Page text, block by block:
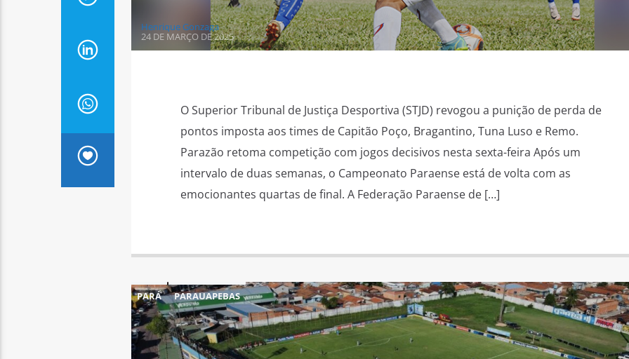
Henrique Gonzaga
24 DE MARÇO DE 2025
O Superior Tribunal de Justiça Desportiva (STJD) revogou a punição de perda de
pontos imposta aos times de Capitão Poço, Bragantino, Tuna Luso e Remo.
Parazão retoma competição com jogos decisivos nesta sexta-feira Após um
intervalo de duas semanas, o Campeonato Paraense está de volta com as
emocionantes quartas de final. A Federação Paraense de […]
PARÁ PARAUAPEBAS